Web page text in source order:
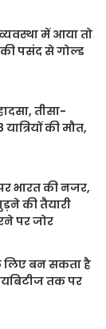
में आया तो
पसंद से गोल्ड
तीसा-
की मौत,
भारत की नजर,
की तैयारी
पर जोर
लिए बन सकता है
तक पर